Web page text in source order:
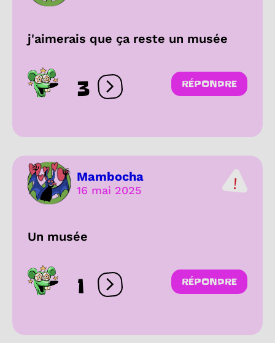
j'aimerais que ça reste un musée
3 Ouvrir les réactions
RÉPONDRE
Mambocha
16 mai 2025
Un musée
1 Ouvrir les réactions
RÉPONDRE